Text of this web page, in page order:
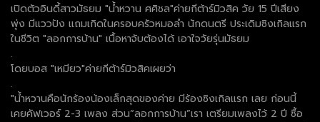
เปิดตัวอินดี้สาวมัธยม "น้ำหวาน ศศิชล"ค่ายกีต้าร์มิวสิค วัย 15 ปีเสียง
พุ่ง มีแววปัง แถมเกิดในครอบครัวหมอลำ นักดนตรี ประเดิมซิงเกิลแรก
ในชีวิต "ลอกการบ้าน" เนื้อหาจับต้องได้ เอาใจวัยรุ่นมัธยม
.
โดยบอส "เหมียว"ค่ายกีต้าร์มิวสิคเผยว่า
.
"น้ำหวานคือนักร้องน้องเล็กสุดของค่าย มีร้องซิงเกิลแรก เลย ก่อนนี้
เคยคัฟเวอร์ 2-3 เพลง ส่วน“ลอกการบ้าน”เรา เตรียมเพลงไว้ 2 ปี ซื้อ